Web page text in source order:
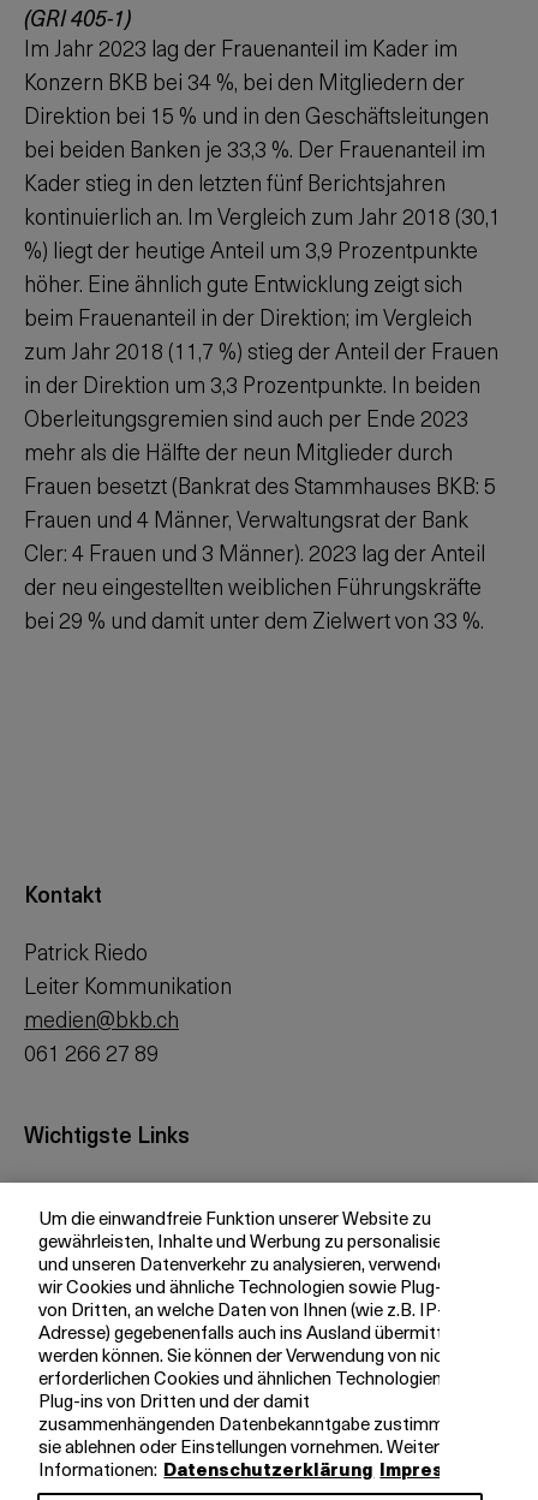
(GRI 405-1)
Im Jahr 2023 lag der Frauenanteil im Kader im
Konzern BKB bei 34 %, bei den Mitgliedern der
Direktion bei 15 % und in den Geschäftsleitungen
bei beiden Banken je 33,3 %. Der Frauenanteil im
Kader stieg in den letzten fünf Berichtsjahren
kontinuierlich an. Im Vergleich zum Jahr 2018 (30,1
%) liegt der heutige Anteil um 3,9 Prozentpunkte
höher. Eine ähnlich gute Entwicklung zeigt sich
beim Frauenanteil in der Direktion; im Vergleich
zum Jahr 2018 (11,7 %) stieg der Anteil der Frauen
in der Direktion um 3,3 Prozentpunkte. In beiden
Oberleitungsgremien sind auch per Ende 2023
mehr als die Hälfte der neun Mitglieder durch
Frauen besetzt (Bankrat des Stammhauses BKB: 5
Frauen und 4 Männer, Verwaltungsrat der Bank
Cler: 4 Frauen und 3 Männer). 2023 lag der Anteil
der neu eingestellten weiblichen Führungskräfte
bei 29 % und damit unter dem Zielwert von 33 %.
Kontakt
Patrick Riedo
Leiter Kommunikation
medien@bkb.ch
061 266 27 89
Wichtigste Links
Investor Relations
Medien
bkb.ch
Ihre BKB
Magazin
Jobs
Engagement
Um die einwandfreie Funktion unserer Website zu
gewährleisten, Inhalte und Werbung zu personalisieren
und unseren Datenverkehr zu analysieren, verwenden
wir Cookies und ähnliche Technologien sowie Plug-ins
von Dritten, an welche Daten von Ihnen (wie z.B. IP-
Adresse) gegebenenfalls auch ins Ausland übermittelt
werden können. Sie können der Verwendung von nicht
erforderlichen Cookies und ähnlichen Technologien,
Plug-ins von Dritten und der damit
zusammenhängenden Datenbekanntgabe zustimmen,
sie ablehnen oder Einstellungen vornehmen. Weitere
Informationen: Datenschutzerklärung Impressum